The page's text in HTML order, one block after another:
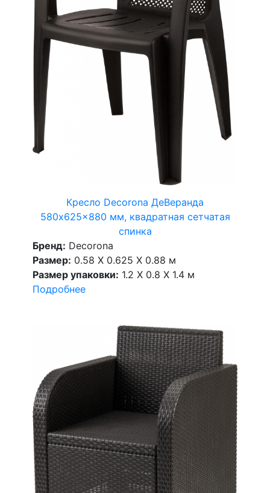
Кресло Decorona ДеВеранда
580x625x880 мм, квадратная сетчатая
спинка
Бренд: Decorona
Размер: 0.58 X 0.625 X 0.88 м
Размер упаковки: 1.2 X 0.8 X 1.4 м
Подробнее